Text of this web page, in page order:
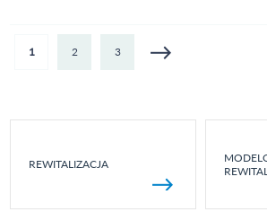
Strony
1 2 3
REWITALIZACJA